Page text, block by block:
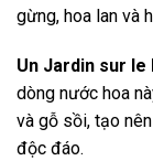
gừng, hoa lan và
Un Jardin sur le
dòng nước hoa
và gỗ sồi, tạo
độc đáo.